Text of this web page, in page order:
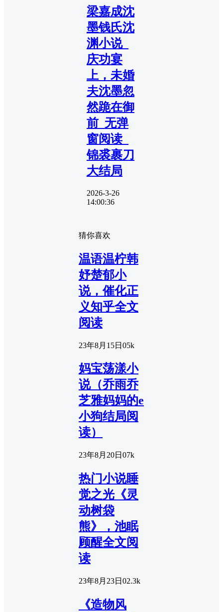
梁嘉成沈
墨钱氏沈
渊小说_
庆功宴
上，未婚
夫沈墨忽
然跪在御
前_无弹
窗阅读_
锦裘裹刀
大结局
2026-3-26
14:00:36
猜你喜欢
温语温柠韩
妤楚郁小
说，催化正
义知乎全文
阅读
23年8月15日 05k
妈宝荡漾小
说（乔雨乔
芝雅妈妈的e
小狗结局阅
读）
23年8月20日 07k
热门小说睡
觉之光《灵
动树袋
熊》，池眠
顾醒全文阅
读
23年8月23日 02.3k
《造物风